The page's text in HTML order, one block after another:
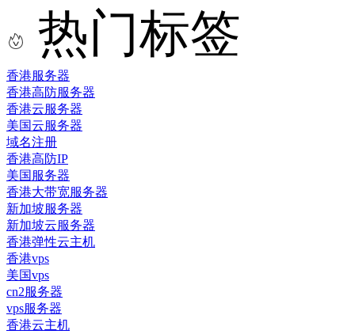
热门标签
香港服务器
香港高防服务器
香港云服务器
美国云服务器
域名注册
香港高防IP
美国服务器
香港大带宽服务器
新加坡服务器
新加坡云服务器
香港弹性云主机
香港vps
美国vps
cn2服务器
vps服务器
香港云主机